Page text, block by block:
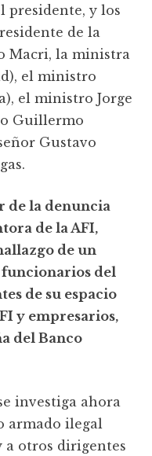
presidente, y los
de la
Macri, la ministra
el ministro
el ministro Jorge
Guillermo
Gustavo
de la denuncia
de la AFI,
de un
funcionarios del
de su espacio
y empresarios,
del Banco
investiga ahora
armado ilegal
a otros dirigentes